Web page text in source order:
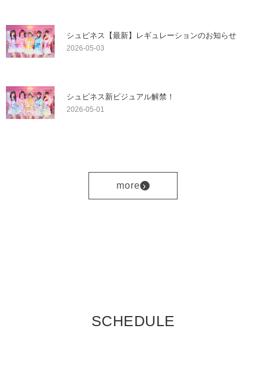
シュピネス【最新】レギュレーションのお知らせ
2026-05-03
シュピネス新ビジュアル解禁！
2026-05-01
more ›
SCHEDULE